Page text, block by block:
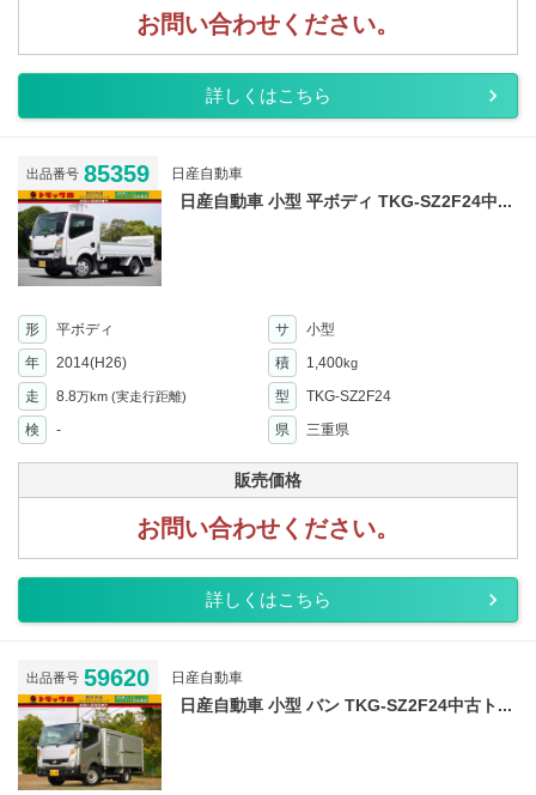
お問い合わせください。
詳しくはこちら
出品番号 85359 日産自動車
日産自動車 小型 平ボディ TKG-SZ2F24中...
形 平ボディ サ
小型
年
2014(H26) 積 1,400kg
走 8.8万km (実走行距離) 型
TKG-SZ2F24
検
- 県 三重県
販売価格
お問い合わせください。
詳しくはこちら
出品番号 59620 日産自動車
日産自動車 小型 バン TKG-SZ2F24中古ト...